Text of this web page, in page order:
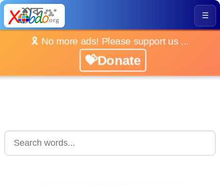
☰
🎗️ No more ads! Please support us ...
💝Donate